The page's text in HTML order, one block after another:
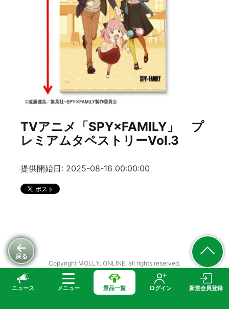
ニュース メニュー 景品一覧 ログイン 新規会員登録
戻る
TVアニメ「SPY×FAMILY」 プ
レミアムタペストリーVol.3
提供開始日: 2025-08-16 00:00:00
Copyright MOLLY. ONLINE. all rights reserved.